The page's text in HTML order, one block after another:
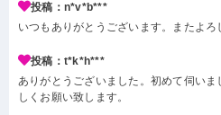
投稿：n*v*b***
いつもありがとうございます。またよろ
投稿：t*k*h***
ありがとうございました。初めて伺い
しくお願い致します。